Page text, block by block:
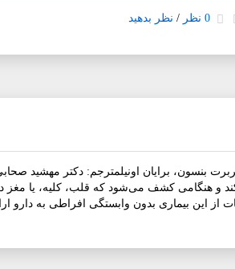
0 نظر / نظر بدهید
بنسون، برایان اونیلمترجم: دکتر مهشید
و هنگامی کشف می‌شود که قلب، کلیه، یا مغز
این بیماری بدون وابستگی افراطی به دارو